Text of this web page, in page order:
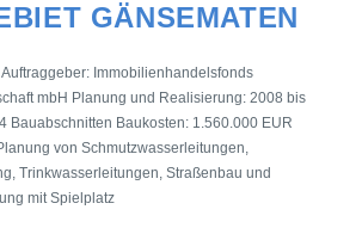
GÄNSEMATEN
Immobilienhandelsfonds
mbH Planung und Realisierung: 2008 bis
Bauabschnitten Baukosten: 1.560.000 EUR
von Schmutzwasserleitungen,
Trinkwasserleitungen, Straßenbau und
mit Spielplatz